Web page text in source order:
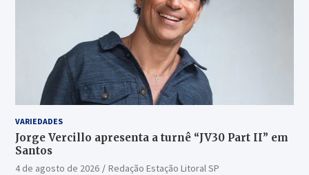
VARIEDADES
Jorge Vercillo apresenta a turnê “JV30 Part II” em
Santos
4 de agosto de 2026
Redação Estação Litoral SP